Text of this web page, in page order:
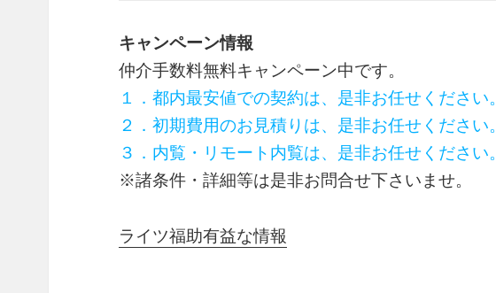
キャンペーン情報
仲介手数料無料キャンペーン中です。
１．都内最安値での契約は、是非お任せください。
２．初期費用のお見積りは、是非お任せください。
３．内覧・リモート内覧は、是非お任せください。
※諸条件・詳細等は是非お問合せ下さいませ。
ライツ福助有益な情報